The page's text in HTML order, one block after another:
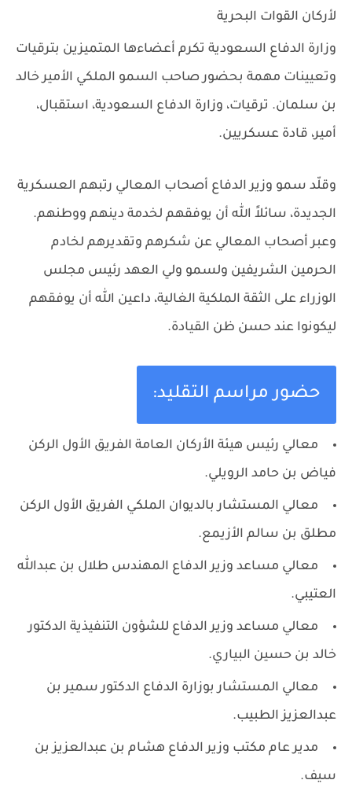
لأركان القوات البحرية
وزارة الدفاع السعودية تكرم أعضاءها المتميزين بترقيات
وتعيينات مهمة بحضور صاحب السمو الملكي الأمير خالد
بن سلمان. ترقيات، وزارة الدفاع السعودية، استقبال،
أمير، قادة عسكريين.
وقلّد سمو وزير الدفاع أصحاب المعالي رتبهم العسكرية
الجديدة، سائلاً الله أن يوفقهم لخدمة دينهم ووطنهم.
وعبر أصحاب المعالي عن شكرهم وتقديرهم لخادم
الحرمين الشريفين ولسمو ولي العهد رئيس مجلس
الوزراء على الثقة الملكية الغالية، داعين الله أن يوفقهم
ليكونوا عند حسن ظن القيادة.
حضور مراسم التقليد:
معالي رئيس هيئة الأركان العامة الفريق الأول الركن
فياض بن حامد الرويلي.
معالي المستشار بالديوان الملكي الفريق الأول الركن
مطلق بن سالم الأزيمع.
معالي مساعد وزير الدفاع المهندس طلال بن عبدالله
العتيبي.
معالي مساعد وزير الدفاع للشؤون التنفيذية الدكتور
خالد بن حسين البياري.
معالي المستشار بوزارة الدفاع الدكتور سمير بن
عبدالعزيز الطبيب.
مدير عام مكتب وزير الدفاع هشام بن عبدالعزيز بن
سيف.